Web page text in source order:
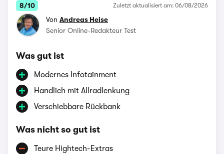
8/10 Zuletzt aktualisiert am: 06/08/2026
Von Andreas Heise
Senior Online-Redakteur Test
Was gut ist
Modernes Infotainment
Handlich mit Allradlenkung
Verschiebbare Rückbank
Was nicht so gut ist
Teure Hightech-Extras